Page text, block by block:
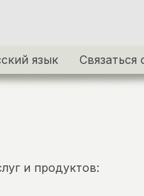
язык Связаться
и продуктов: